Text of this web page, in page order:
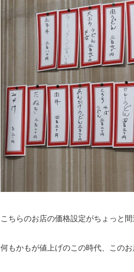
こちらのお店の価格設定がちょっと
何もかもが値上げのこの時代、この